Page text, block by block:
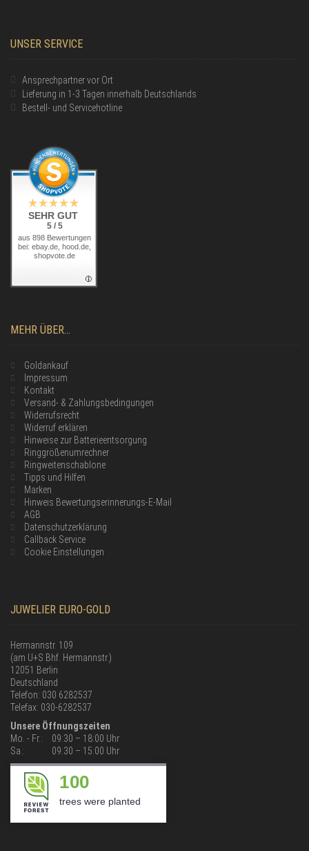
UNSER SERVICE
Ansprechpartner vor Ort
Lieferung in 1-3 Tagen innerhalb Deutschlands
Bestell- und Servicehotline
SEHR GUT
5 / 5
aus 898 Bewertungen
bei: ebay.de, hood.de,
shopvote.de
MEHR ÜBER...
Goldankauf
Impressum
Kontakt
Versand- & Zahlungsbedingungen
Widerrufsrecht
Widerruf erklären
Hinweise zur Batterieentsorgung
Ringgrößenumrechner
Ringweitenschablone
Tipps und Hilfen
Marken
Hinweis Bewertungserinnerungs-E-Mail
AGB
Datenschutzerklärung
Callback Service
Cookie Einstellungen
JUWELIER EURO-GOLD
Hermannstr. 109
(am U+S Bhf. Hermannstr.)
12051 Berlin
Deutschland
Telefon: 030 6282537
Telefax: 030-6282537
Unsere Öffnungszeiten
Mo. - Fr.:
09:30 – 18:00 Uhr
Sa.:
09:30 – 15:00 Uhr
100
trees were planted